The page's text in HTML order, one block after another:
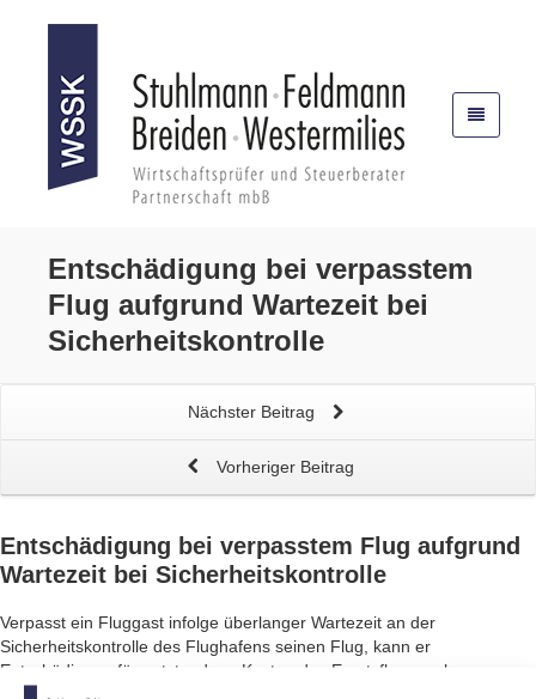
Entschädigung bei verpasstem
Flug aufgrund Wartezeit bei
Sicherheitskontrolle
Nächster Beitrag
Vorheriger Beitrag
Entschädigung bei verpasstem Flug aufgrund
Wartezeit bei Sicherheitskontrolle
Verpasst ein Fluggast infolge überlanger Wartezeit an der
Sicherheitskontrolle des Flughafens seinen Flug, kann er
Entschädigung für entstandene Kosten des Ersatzflugs verlangen,
wenn er sich gemäß den Empfehlungen des Flughafens rechtzeitig